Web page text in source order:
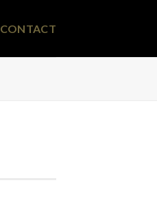
CONTACT